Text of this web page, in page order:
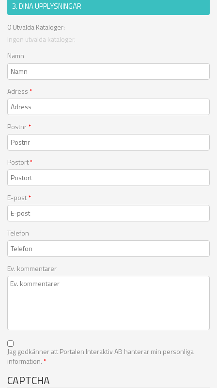
3. DINA UPPLYSNINGAR
0Utvalda Kataloger:
Ingen utvalda kataloger.
Namn
Adress *
Postnr*
Postort*
E-post*
Telefon
Ev. kommentarer
Jag godkänner att Portalen Interaktiv AB hanterar min personliga
information. *
CAPTCHA